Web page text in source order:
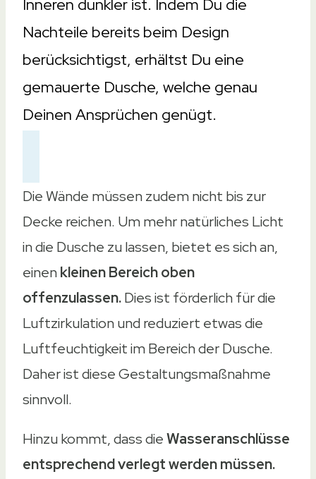
Inneren dunkler ist. Indem Du die
Nachteile bereits beim Design
berücksichtigst, erhältst Du eine
gemauerte Dusche, welche genau
Deinen Ansprüchen genügt.
Die Wände müssen zudem nicht bis zur
Decke reichen. Um mehr natürliches Licht
in die Dusche zu lassen, bietet es sich an,
einenkleinen Bereich oben
offenzulassen.Dies ist förderlich für die
Luftzirkulation und reduziert etwas die
Luftfeuchtigkeit im Bereich der Dusche.
Daher ist diese Gestaltungsmaßnahme
sinnvoll.
Hinzu kommt, dass dieWasseranschlüsse
entsprechend verlegt werden müssen.